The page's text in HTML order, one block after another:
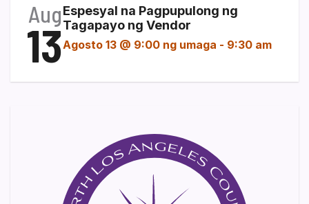
Aug
13
Espesyal na Pagpupulong ng
Tagapayo ng Vendor
Agosto 13 @ 9:00 ng umaga - 9:30 am